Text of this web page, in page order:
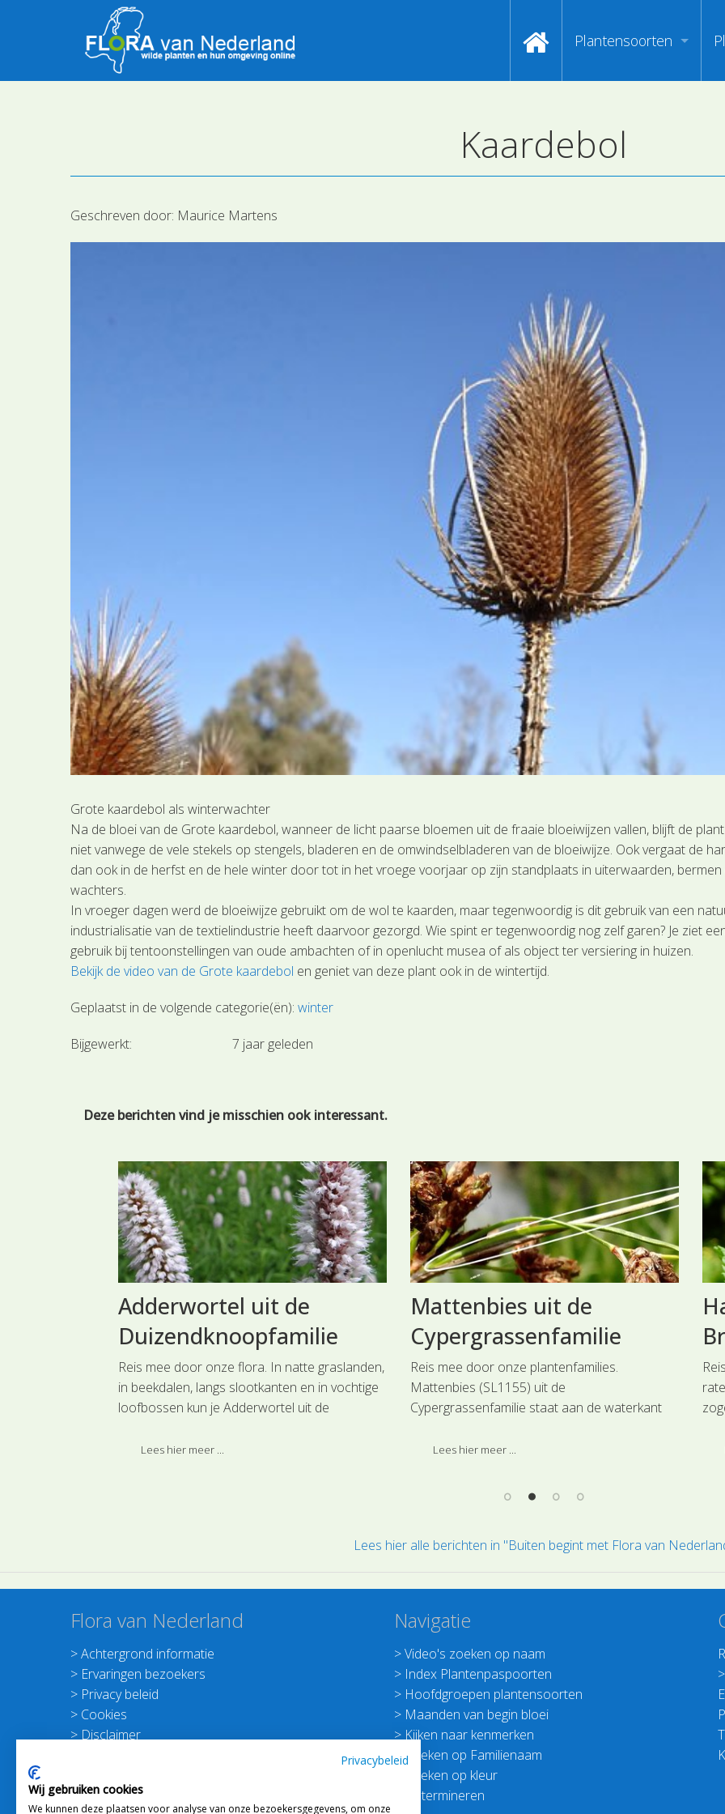
Plantensoorten
Index van
Hoofdgroepen
Zoeken op
Zoeken op kleur
Kaardebol
Geschreven door: Maurice Martens
Grote kaardebol als winterwachter
Na de bloei van de Grote kaardebol, wanneer de licht paarse bloemen uit de fraaie bloeiwijzen vallen, blijft de
niet vanwege de vele stekels op stengels, bladeren en de omwindselbladeren van de bloeiwijze. Ook vergaat de
dan ook in de herfst en de hele winter door tot in het vroege voorjaar op zijn standplaats in uiterwaarden,
wachters.
In vroeger dagen werd de bloeiwijze gebruikt om de wol te kaarden, maar tegenwoordig is dit gebruik van een
industrialisatie van de textielindustrie heeft daarvoor gezorgd. Wie spint er tegenwoordig nog zelf garen? Je ziet
gebruik bij tentoonstellingen van oude ambachten of in openlucht musea of als object ter versiering in huizen.
Bekijk de video van de Grote kaardebol en geniet van deze plant ook in de wintertijd.
Geplaatst in de volgende categorie(ën):winter
Bijgewerkt: 7 jaar geleden
Deze berichten vind je misschien ook interessant.
Snavelzegge uit de
Cypergrassenfamilie
Een reis door onze plantenfamilies.
Snavelzegge (SL0260) uit de
Cypergrassenfamilie is een zeggesoort die als
herkennen aan de tamelijk dikke vrouwelijke
Lees hier meer ...
Wegedoorn uit de
Wegedoornfamilie
Reis mee door onze flora. In loofbossen en
struweelranden kunnen we Wegedoorn
(SL1064) uit de Wegendoornfamilie aantreffen.
bloemen zijn geelgroen.
Lees hier meer ...
in
Lees hier alle berichten in "Buiten begint met Flora van
Flora van Nederland
>Achtergrond informatie
> Ervaringen bezoekers
> Privacy beleid
> Cookies
> Disclaimer
>Schrijf je in voor de Nieuwsbrief
Navigatie
>Video's zoeken op naam
> Index Plantenpaspoorten
> Hoofdgroepen plantensoorten
> Maanden van begin bloei
> Kijken naar kenmerken
>Zoeken op Familienaam
Zoeken op kleur
Determineren
>
Privacybeleid
Wij gebruiken cookies
We kunnen deze plaatsen voor analyse van onze bezoekersgegevens, om onze